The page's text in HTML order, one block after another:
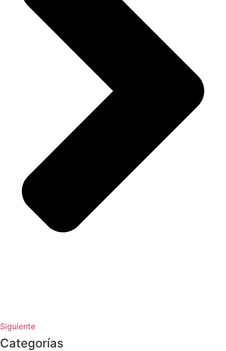
Siguiente
Categorías